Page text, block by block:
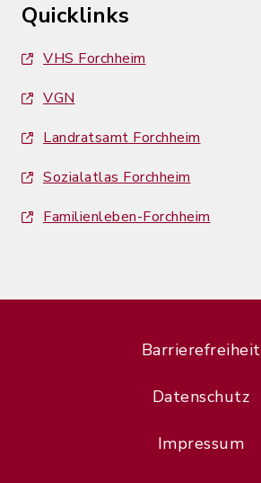
Quicklinks
VHS Forchheim
VGN
Landratsamt Forchheim
Sozialatlas Forchheim
Familienleben-Forchheim
Barrierefreiheit
Datenschutz
Impressum